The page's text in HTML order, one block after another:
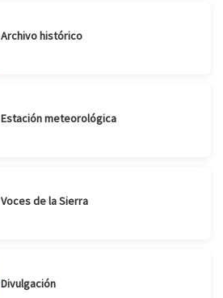
Archivo histórico
Estación meteorológica
Voces de la Sierra
Divulgación